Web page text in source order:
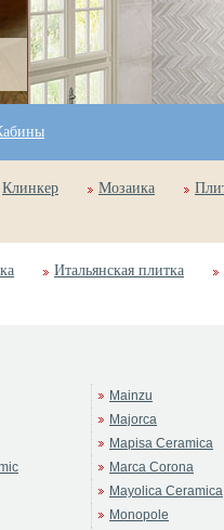
Бренд:СROMAT-ONE
Коллекция:Ibero
Клинкер Мозаика
Итальянская плитка
Mainzu
Majorca
Mapisa Ceramica
Marca Corona
Mayolica Ceramica
Monopole